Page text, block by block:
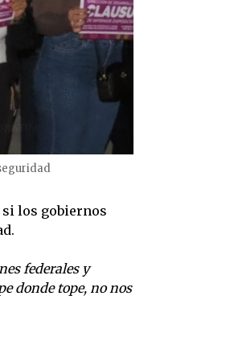
los gobiernos
federales y
donde tope, no nos